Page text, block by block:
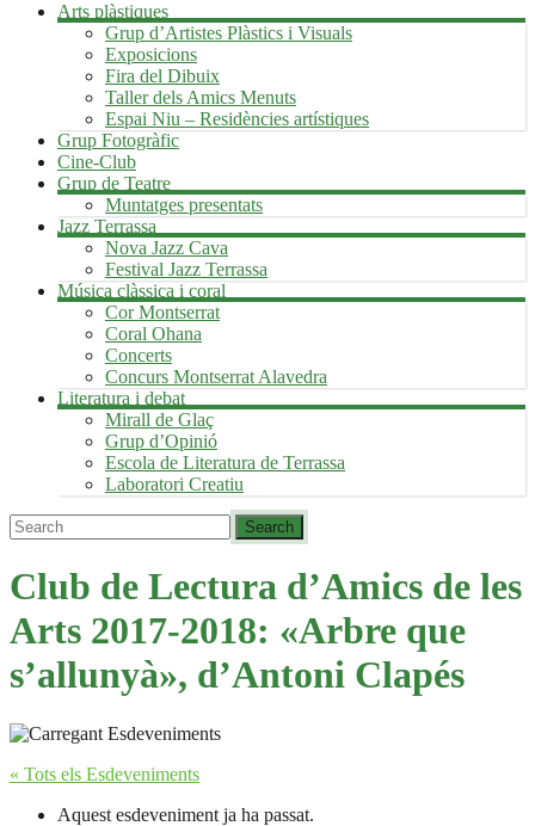
Arts plàstiques
Grup d’Artistes Plàstics i Visuals
Exposicions
Fira del Dibuix
Taller dels Amics Menuts
Espai Niu – Residències artístiques
Grup Fotogràfic
Cine-Club
Grup de Teatre
Muntatges presentats
Jazz Terrassa
Nova Jazz Cava
Festival Jazz Terrassa
Música clàssica i coral
Cor Montserrat
Coral Ohana
Concerts
Concurs Montserrat Alavedra
Literatura i debat
Mirall de Glaç
Grup d’Opinió
Escola de Literatura de Terrassa
Laboratori Creatiu
Club de Lectura d’Amics de les
Arts 2017-2018: «Arbre que
s’allunyà», d’Antoni Clapés
« Tots els Esdeveniments
Aquest esdeveniment ja ha passat.